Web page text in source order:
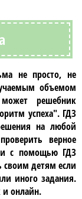
не просто, не
объемом
решебник
успеха". ГДЗ
на любой
верное
с помощью ГДЗ
своим детям если
иного задания.
и онлайн.